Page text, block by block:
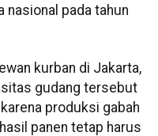
nasional pada tahun
kurban di Jakarta,
gudang tersebut
produksi gabah
panen tetap harus